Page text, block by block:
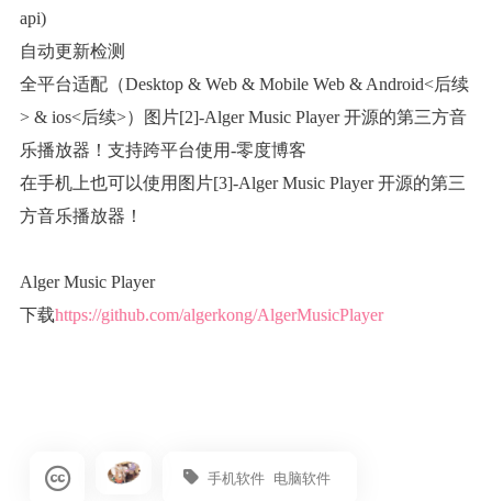
api)
自动更新检测
全平台适配（Desktop & Web & Mobile Web & Android<后续
> & ios<后续>）图片[2]-Alger Music Player 开源的第三方音
乐播放器！支持跨平台使用-零度博客
在手机上也可以使用图片[3]-Alger Music Player 开源的第三
方音乐播放器！
Alger Music Player
下载https://github.com/algerkong/AlgerMusicPlayer
手机软件 电脑软件